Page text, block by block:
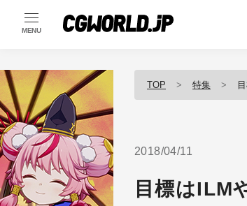
MENU
TOP 特集
2018/04/11
目標はILM